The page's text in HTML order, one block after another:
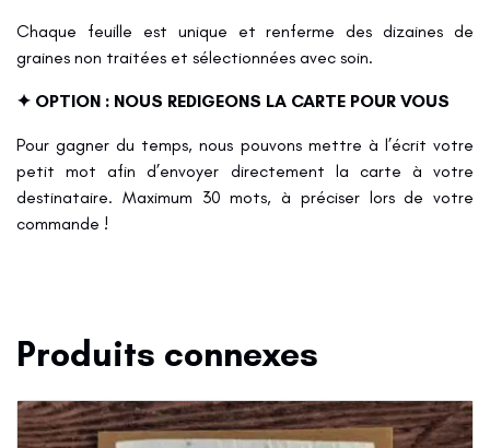
Chaque feuille est unique et renferme des dizaines de
graines non traitées et sélectionnées avec soin.
✦ OPTION : NOUS REDIGEONS LA CARTE POUR VOUS
Pour gagner du temps, nous pouvons mettre à l’écrit votre
petit mot afin d’envoyer directement la carte à votre
destinataire. Maximum 30 mots, à préciser lors de votre
commande !
Produits connexes